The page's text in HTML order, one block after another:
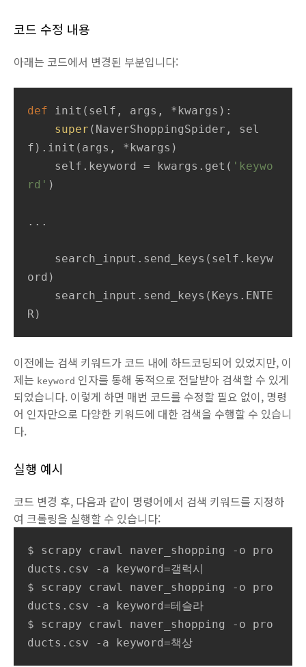
코드 수정 내용
아래는 코드에서 변경된 부분입니다:
def init ( self, args, *kwargs ):
super (NaverShoppingSpider, sel
f).init(args, *kwargs)
    self.keyword = kwargs.get(
'keywo
rd' )
...
ord)
R)
이전에는 검색 키워드가 코드 내에 하드코딩되어 있었지만, 이
제는 keyword 인자를 통해 동적으로 전달받아 검색할 수 있게
되었습니다. 이렇게 하면 매번 코드를 수정할 필요 없이, 명령
어 인자만으로 다양한 키워드에 대한 검색을 수행할 수 있습니
다.
실행 예시
코드 변경 후, 다음과 같이 명령어에서 검색 키워드를 지정하
여 크롤링을 실행할 수 있습니다:
$ scrapy crawl naver_shopping -o pro
ducts.csv -a keyword=갤럭시
$ scrapy crawl naver_shopping -o pro
ducts.csv -a keyword=테슬라
$ scrapy crawl naver_shopping -o pro
ducts.csv -a keyword=책상